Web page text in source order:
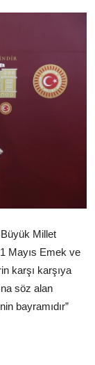
Millet
Mayıs Emek ve
karşı karşıya
söz alan
bayramıdır”